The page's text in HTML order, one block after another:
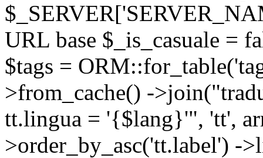
URL base $_is_casuale =
$tags =
>from_cache() -
tt.lingua = '{$lang}'", 'tt',
>order_by_asc('tt.label') -